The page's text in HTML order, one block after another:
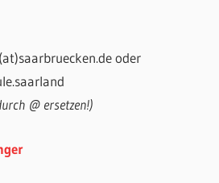
oder
@ ersetzen!)